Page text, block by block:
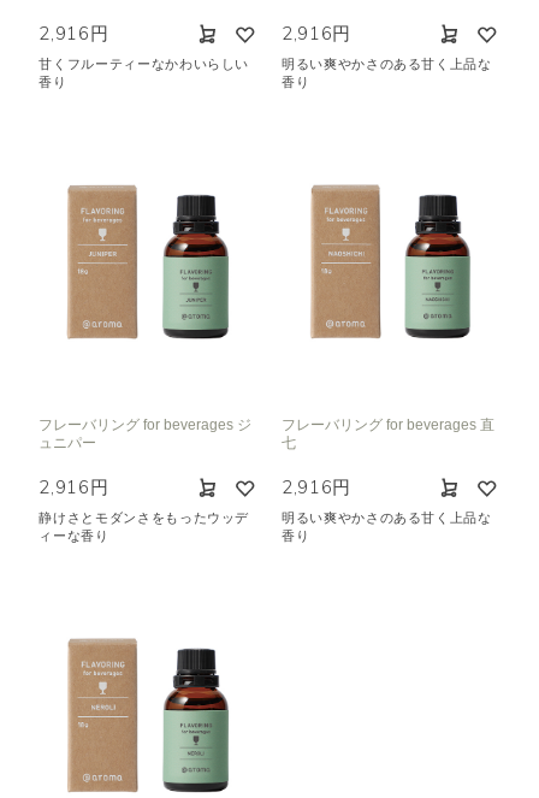
2,916円
甘くフルーティーなかわいらしい
香り
2,916円
明るい爽やかさのある甘く上品な
香り
フレーバリング for beverages ジ
ュニパー
2,916円
静けさとモダンさをもったウッデ
ィーな香り
フレーバリング for beverages 直
七
2,916円
明るい爽やかさのある甘く上品な
香り